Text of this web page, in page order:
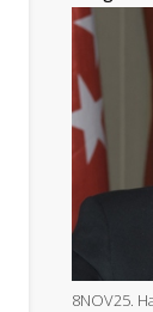
8NOV25.